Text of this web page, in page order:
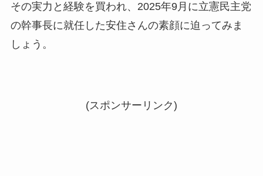
その実力と経験を買われ、2025年9月に立憲民主党
の幹事長に就任した安住さんの素顔に迫ってみま
しょう。
(スポンサーリンク)